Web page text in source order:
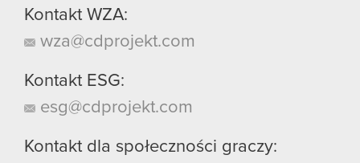
Kontakt WZA:
wza@cdprojekt.com
Kontakt ESG:
esg@cdprojekt.com
Kontakt dla społeczności graczy: